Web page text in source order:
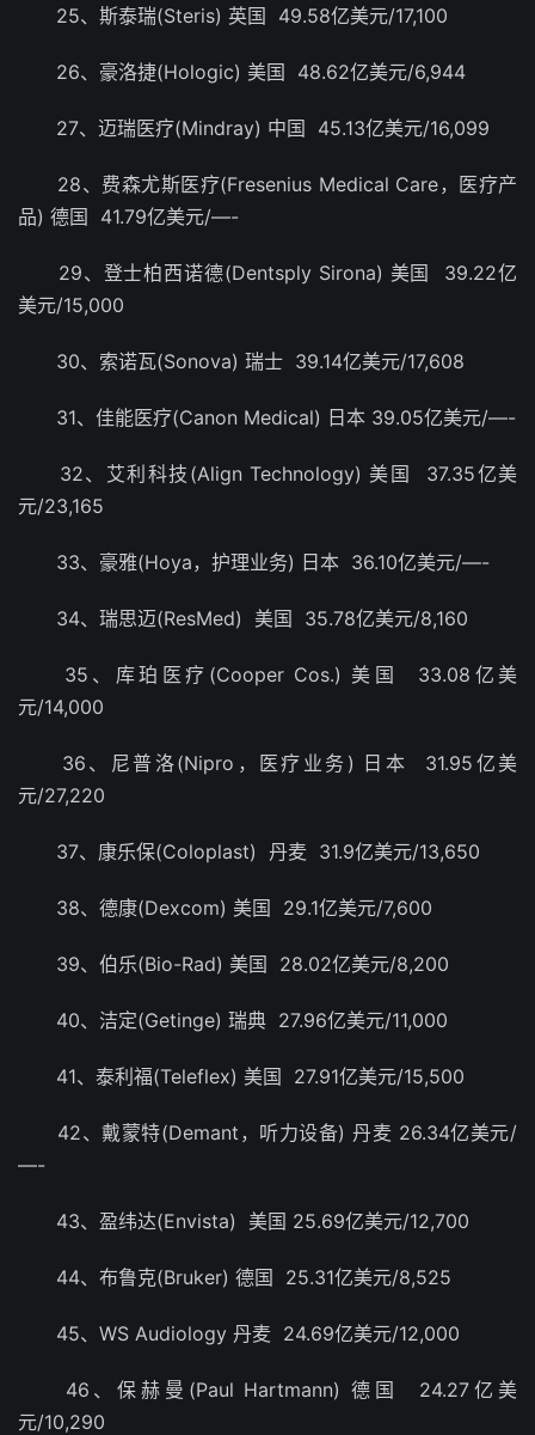
25、斯泰瑞(Steris) 英国 49.58亿美元/17,100
26、豪洛捷(Hologic) 美国 48.62亿美元/6,944
27、迈瑞医疗(Mindray) 中国 45.13亿美元/16,099
28、费森尤斯医疗(Fresenius Medical Care，医疗产
品) 德国 41.79亿美元/—-
29、登士柏西诺德(Dentsply Sirona) 美国 39.22亿
美元/15,000
30、索诺瓦(Sonova) 瑞士 39.14亿美元/17,608
31、佳能医疗(Canon Medical) 日本 39.05亿美元/—-
32、艾利科技(Align Technology) 美国 37.35亿美
元/23,165
33、豪雅(Hoya，护理业务) 日本 36.10亿美元/—-
34、瑞思迈(ResMed) 美国 35.78亿美元/8,160
35、库珀医疗(Cooper Cos.) 美国 33.08亿美
元/14,000
36、尼普洛(Nipro，医疗业务) 日本 31.95亿美
元/27,220
37、康乐保(Coloplast) 丹麦 31.9亿美元/13,650
38、德康(Dexcom) 美国 29.1亿美元/7,600
39、伯乐(Bio-Rad) 美国 28.02亿美元/8,200
40、洁定(Getinge) 瑞典 27.96亿美元/11,000
41、泰利福(Teleflex) 美国 27.91亿美元/15,500
42、戴蒙特(Demant，听力设备) 丹麦 26.34亿美元/
—-
43、盈纬达(Envista) 美国 25.69亿美元/12,700
44、布鲁克(Bruker) 德国 25.31亿美元/8,525
45、WS Audiology 丹麦 24.69亿美元/12,000
46、保赫曼(Paul Hartmann) 德国 24.27亿美
元/10,290